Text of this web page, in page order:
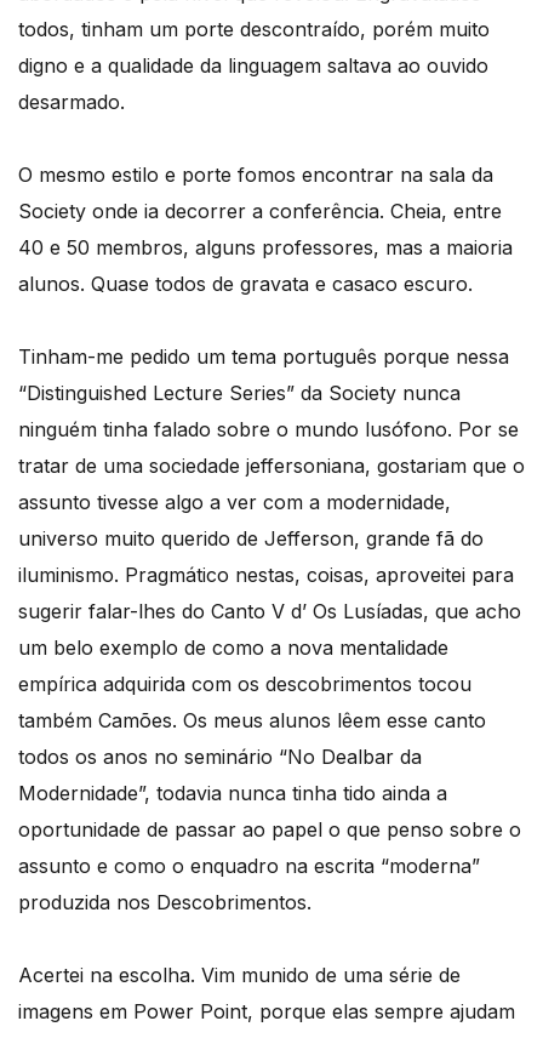
todos, tinham um porte descontraído, porém muito
digno e a qualidade da linguagem saltava ao ouvido
desarmado.
O mesmo estilo e porte fomos encontrar na sala da
Society onde ia decorrer a conferência. Cheia, entre
40 e 50 membros, alguns professores, mas a maioria
alunos. Quase todos de gravata e casaco escuro.
Tinham-me pedido um tema português porque nessa
“Distinguished Lecture Series” da Society nunca
ninguém tinha falado sobre o mundo lusófono. Por se
tratar de uma sociedade jeffersoniana, gostariam que o
assunto tivesse algo a ver com a modernidade,
universo muito querido de Jefferson, grande fã do
iluminismo. Pragmático nestas, coisas, aproveitei para
sugerir falar-lhes do Canto V d’ Os Lusíadas, que acho
um belo exemplo de como a nova mentalidade
empírica adquirida com os descobrimentos tocou
também Camões. Os meus alunos lêem esse canto
todos os anos no seminário “No Dealbar da
Modernidade”, todavia nunca tinha tido ainda a
oportunidade de passar ao papel o que penso sobre o
assunto e como o enquadro na escrita “moderna”
produzida nos Descobrimentos.
Acertei na escolha. Vim munido de uma série de
imagens em Power Point, porque elas sempre ajudam